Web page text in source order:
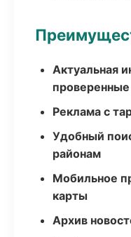
Актуальная
проверенные
Реклама с
Удобный
районам
Мобильное
карты
Архив